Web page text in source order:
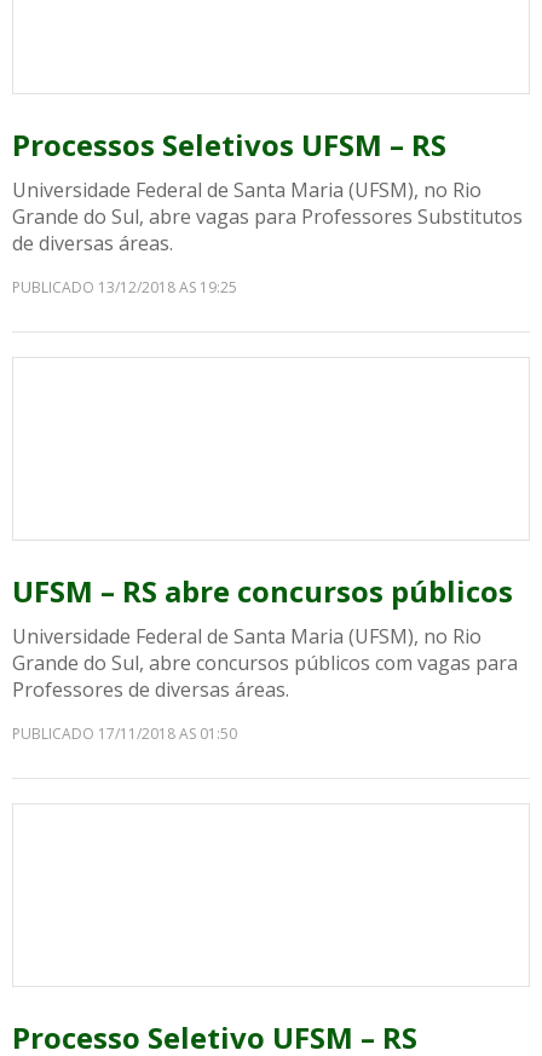
Processos Seletivos UFSM – RS
Universidade Federal de Santa Maria (UFSM), no Rio
Grande do Sul, abre vagas para Professores Substitutos
de diversas áreas.
PUBLICADO 13/12/2018 AS 19:25
UFSM – RS abre concursos públicos
Universidade Federal de Santa Maria (UFSM), no Rio
Grande do Sul, abre concursos públicos com vagas para
Professores de diversas áreas.
PUBLICADO 17/11/2018 AS 01:50
Processo Seletivo UFSM – RS